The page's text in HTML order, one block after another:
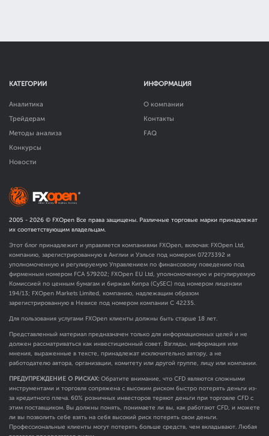
КАТЕГОРИИ
Аналитика
Трейдерам
Методы анализа
Конкурсы
Новости
ИНФОРМАЦИЯ
О компании
Контакты
FAQ
2005 - 2026 © FXOpen Все права защищены. Различные торговые марки принадлежат
их соответствующим владельцам.
Этот блог принадлежит и управляется компаниями FXOpen, включая: FXOpen Ltd,
компанию, зарегистрированную в Англии и Уэльсе под номером 07273392 и
уполномоченную и регулируемую Управлением по финансовому поведению под
фирменным номером FCA 579202; FXOpen EU Ltd, уполномоченную и регулируемую
Комиссией по ценным бумагам и биржам Кипра (CySEC) под номером лицензии
194/13; FXOpen Markets Limited, компанию, надлежащим образом
зарегистрированную в Невисе под номером компании C 42235.
Для пользования услугами FXOpen клиенты должны быть старше 18 лет.
Представленный материал предназначен только для информационных целей и не
должен рассматриваться как инвестиционный совет. Взгляды, информация или
мнения, выраженные в тексте, принадлежат исключительно автору, а не
работодателю автора, организации, комитету или другой группе, лицу или компании.
ПРЕДУПРЕЖДЕНИЕ О РИСКАХ: Обратите внимание, что CFD являются сложными
инструментами и торговля сопряжена с высоким риском быстро потерять деньги из-
за кредитного плеча. 60% розничных инвесторов теряют деньги при торговле CFD с
этим поставщиком. Вы должны понять, понимаете ли вы, как работают CFD, и можете
ли вы позволить себе взять на себя высокий риск потерять свои деньги.
Профессиональные клиенты могут потерять больше средств, чем вкладывают. Любая